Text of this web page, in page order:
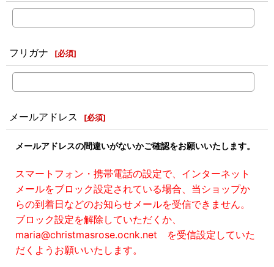
フリガナ [必須]
メールアドレス [必須]
メールアドレスの間違いがないかご確認をお願いいたします。
スマートフォン・携帯電話の設定で、インターネット
メールをブロック設定されている場合、当ショップか
らの到着日などのお知らせメールを受信できません。
ブロック設定を解除していただくか、
maria@christmasrose.ocnk.net を受信設定していた
だくようお願いいたします。